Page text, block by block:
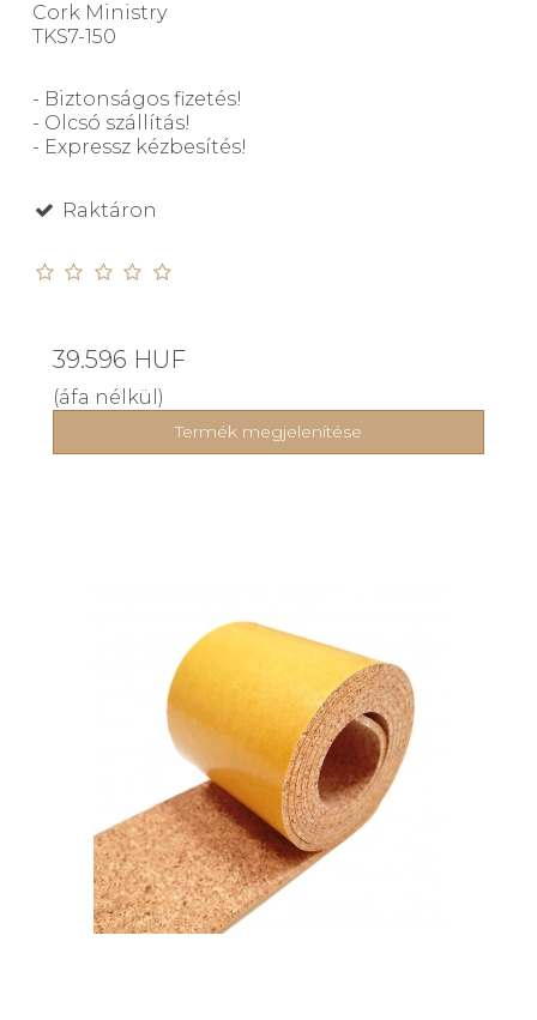
Cork Ministry
TKS7-150
- Biztonságos fizetés!
- Olcsó szállítás!
- Expressz kézbesítés!
Raktáron
39.596 HUF
(áfa nélkül)
Termék megjelenítése